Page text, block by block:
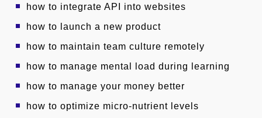
how to integrate API into websites
how to launch a new product
how to maintain team culture remotely
how to manage mental load during learning
how to manage your money better
how to optimize micro-nutrient levels